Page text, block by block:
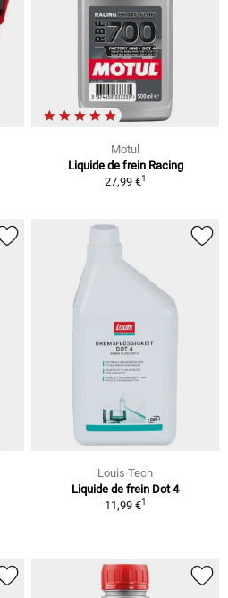
Motul
Liquide de frein Racing
27,99 €1
Louis Tech
Liquide de frein Dot 4
11,99 €1